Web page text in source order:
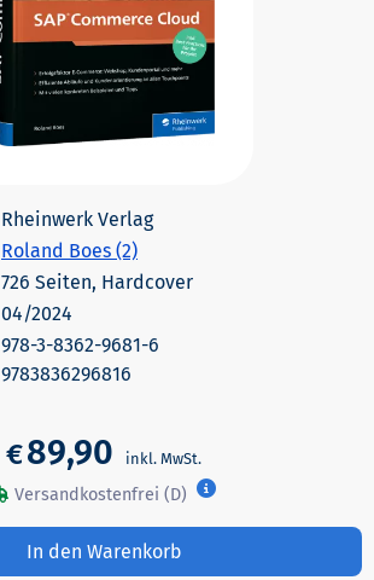
Rheinwerk Verlag
Roland Boes (2)
726 Seiten, Hardcover
04/2024
978-3-8362-9681-6
9783836296816
€89,90
Versandkostenfrei (D)
In den Warenkorb